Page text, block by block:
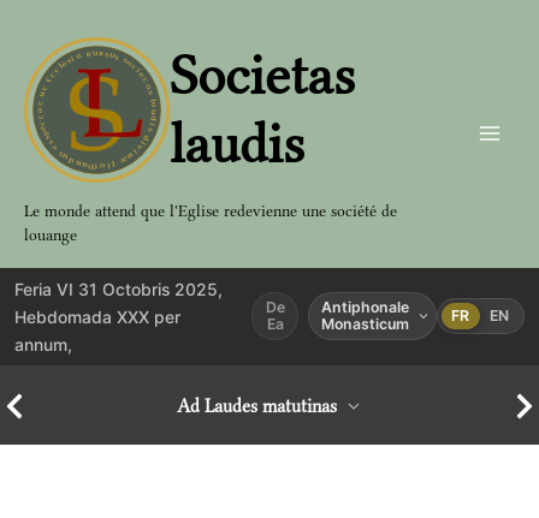
contenu
Societas
laudis
Le monde attend que l'Eglise redevienne une société de
louange
Feria VI 31 Octobris 2025,
Hebdomada XXX per
annum,
De
Ea
Antiphonale
Monasticum
FR EN
Ad Laudes matutinas